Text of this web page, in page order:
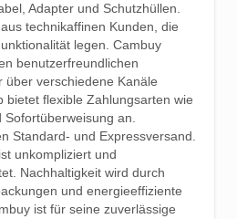
Adapter und Schutzhüllen.
technikaffinen Kunden, die
legen. Cambuy
benutzerfreundlichen
über verschiedene Kanäle
bietet flexible Zahlungsarten wie
an.
Standard- und Expressversand.
unkompliziert und
Nachhaltigkeit wird durch
und energieeffiziente
ist für seine zuverlässige